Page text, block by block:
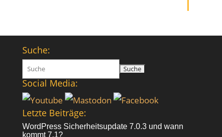
Suche:
Suchen
nach:
Social Media:
Letzte Beiträge:
WordPress Sicherheitsupdate 7.0.3 und wann
kommt 7.1?